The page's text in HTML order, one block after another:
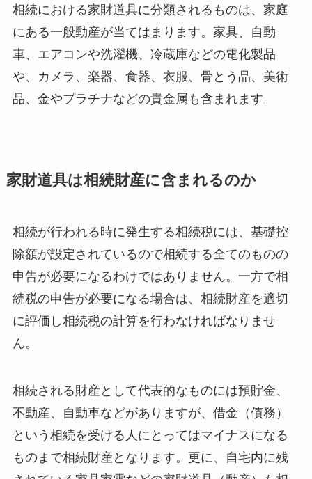
相続における家財道具に分類されるものは、家庭
にある一般動産が当てはまります。家具、自動
車、エアコンや洗濯機、冷蔵庫などの電化製品
や、カメラ、楽器、食器、衣服、骨とう品、美術
品、金やプラチナなどの貴金属も含まれます。
家財道具は相続財産に含まれるのか
相続が行われる時に発生する相続税には、基礎控
除額が設定されているので相続する全てのものの
申告が必要になるわけではありません。一方で相
続税の申告が必要になる場合は、相続財産を適切
に評価し相続税の計算を行わなければなりませ
ん。
相続される財産として代表的なものには預貯金、
不動産、自動車などがありますが、借金（債務）
という相続を受ける人にとってはマイナスになる
ものまで相続財産となります。更に、自宅内に残